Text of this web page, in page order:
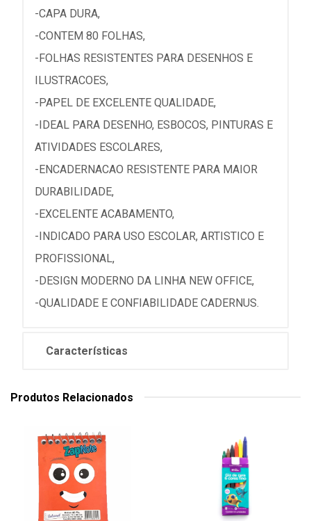
-CAPA DURA,
-CONTEM 80 FOLHAS,
-FOLHAS RESISTENTES PARA DESENHOS E
ILUSTRACOES,
-PAPEL DE EXCELENTE QUALIDADE,
-IDEAL PARA DESENHO, ESBOCOS, PINTURAS E
ATIVIDADES ESCOLARES,
-ENCADERNACAO RESISTENTE PARA MAIOR
DURABILIDADE,
-EXCELENTE ACABAMENTO,
-INDICADO PARA USO ESCOLAR, ARTISTICO E
PROFISSIONAL,
-DESIGN MODERNO DA LINHA NEW OFFICE,
-QUALIDADE E CONFIABILIDADE CADERNUS.
Características
Produtos Relacionados